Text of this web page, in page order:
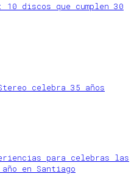
10 discos que cumplen 30
celebra 35 años
para celebras las
en Santiago